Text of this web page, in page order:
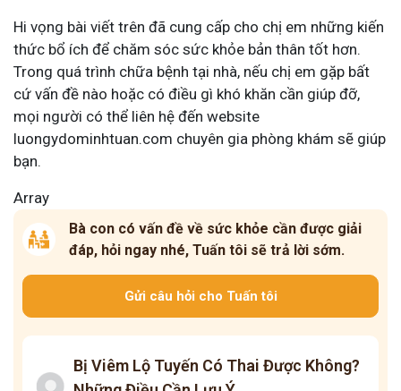
Hi vọng bài viết trên đã cung cấp cho chị em những kiến
thức bổ ích để chăm sóc sức khỏe bản thân tốt hơn.
Trong quá trình chữa bệnh tại nhà, nếu chị em gặp bất
cứ vấn đề nào hoặc có điều gì khó khăn cần giúp đỡ,
mọi người có thể liên hệ đến website
luongydominhtuan.com chuyên gia phòng khám sẽ giúp
bạn.
Array
Bà con có vấn đề về sức khỏe cần được giải
đáp, hỏi ngay nhé, Tuấn tôi sẽ trả lời sớm.
Gửi câu hỏi cho Tuấn tôi
Bị Viêm Lộ Tuyến Có Thai Được Không?